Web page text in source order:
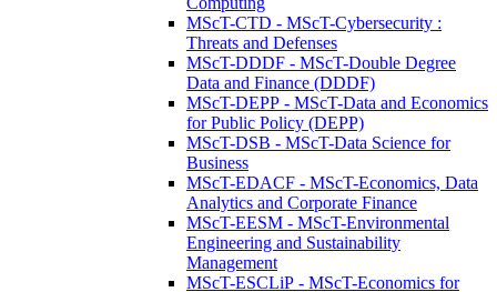
MScT-CTD - MScT-Cybersecurity :
Threats and Defenses
MScT-DDDF - MScT-Double Degree
Data and Finance (DDDF)
MScT-DEPP - MScT-Data and Economics
for Public Policy (DEPP)
MScT-DSB - MScT-Data Science for
Business
MScT-EDACF - MScT-Economics, Data
Analytics and Corporate Finance
MScT-EESM - MScT-Environmental
Engineering and Sustainability
Management
MScT-ESCLiP - MScT-Economics for